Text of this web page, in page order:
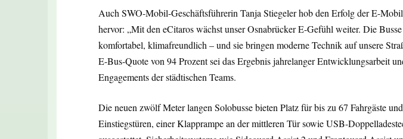
Auch SWO-Mobil-Geschäftsführerin Tanja Stiegeler hob den Erfolg der E-
hervor: „Mit den eCitaros wächst unser Osnabrücker E-Gefühl weiter. Die
komfortabel, klimafreundlich – und sie bringen moderne Technik auf unsere
E-Bus-Quote von 94 Prozent sei das Ergebnis jahrelanger Entwicklungsarbeit
Engagements der städtischen Teams.
Die neuen zwölf Meter langen Solobusse bieten Platz für bis zu 67 Fahrgäste
Einstiegstüren, einer Klapprampe an der mittleren Tür sowie USB-